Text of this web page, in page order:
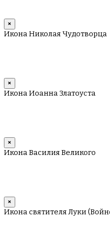
×
Икона Николая Чудотворца
×
Икона Иоанна Златоуста
×
Икона Василия Великого
×
Икона святителя Луки